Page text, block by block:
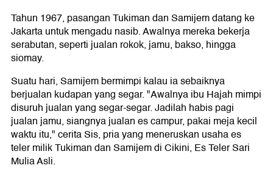
Tahun 1967, pasangan Tukiman dan Samijem datang ke
Jakarta untuk mengadu nasib. Awalnya mereka bekerja
serabutan, seperti jualan rokok, jamu, bakso, hingga
siomay.
Suatu hari, Samijem bermimpi kalau ia sebaiknya
berjualan kudapan yang segar. "Awalnya ibu Hajah mimpi
disuruh jualan yang segar-segar. Jadilah habis pagi
jualan jamu, siangnya jualan es campur, pakai meja kecil
waktu itu," cerita Sis, pria yang meneruskan usaha es
teler milik Tukiman dan Samijem di Cikini, Es Teler Sari
Mulia Asli.